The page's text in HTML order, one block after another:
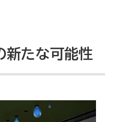
新たな可能性